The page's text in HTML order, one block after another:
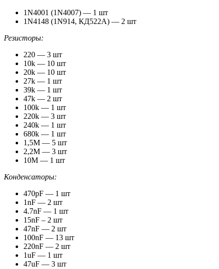
1N4001 (1N4007) — 1 шт
1N4148 (1N914, КД522А) — 2 шт
Резисторы:
220 — 3 шт
10k — 10 шт
20k — 10 шт
27k — 1 шт
39k — 1 шт
47k — 2 шт
100k — 1 шт
220k — 3 шт
240k — 1 шт
680k — 1 шт
1,5M — 5 шт
2,2M — 3 шт
10M — 1 шт
Конденсаторы:
470pF — 1 шт
1nF — 2 шт
4.7nF — 1 шт
15nF – 2 шт
47nF — 2 шт
100nF — 13 шт
220nF — 2 шт
1uF — 1 шт
47uF — 3 шт